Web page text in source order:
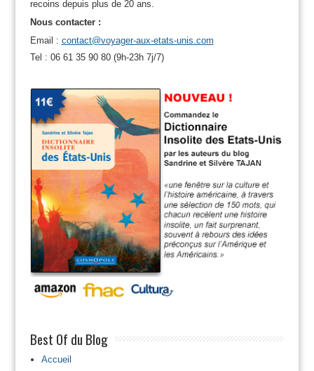
recoins depuis plus de 20 ans.
Nous contacter :
Email : contact@voyager-aux-etats-unis.com
Tel : 06 61 35 90 80 (9h-23h 7j/7)
Best Of du Blog
Accueil